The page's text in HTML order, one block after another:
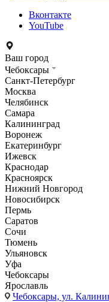
Вконтакте
YouTube
Ваш город
Чебоксары
Санкт-Петербург
Москва
Челябинск
Самара
Калининград
Воронеж
Екатеринбург
Ижевск
Краснодар
Красноярск
Нижний Новгород
Новосибирск
Пермь
Саратов
Сочи
Тюмень
Ульяновск
Уфа
Чебоксары
Ярославль
Чебоксары, ул.